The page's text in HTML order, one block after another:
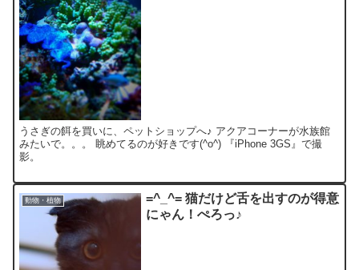
うさぎの餌を買いに、ペットショップへ♪ アクアコーナーが水族館
みたいで。。。 眺めてるのが好きです(^o^) 『iPhone 3GS』で撮
影。
動物・植物
=^_^= 猫だけど舌を出すのが得意
にゃん！ぺろっ♪